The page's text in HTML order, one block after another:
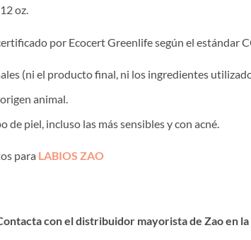
oz.
por Ecocert Greenlife según el estándar
(ni el producto final, ni los ingredientes
animal.
de piel, incluso las más sensibles y con acné.
para LABIOS ZAO
con el distribuidor mayorista de Zao en la